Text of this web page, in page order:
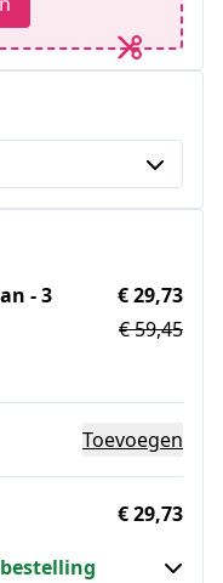
- 3
€ 29,73
€ 59,45
Toevoegen
€ 29,73
bestelling